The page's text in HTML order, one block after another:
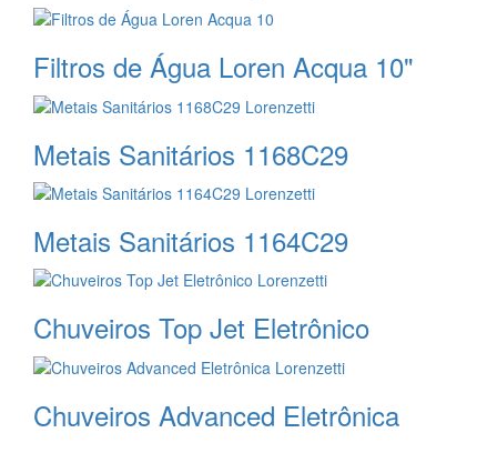
Filtros de Água Loren Acqua 10"
Metais Sanitários 1168C29
Metais Sanitários 1164C29
Chuveiros Top Jet Eletrônico
Chuveiros Advanced Eletrônica